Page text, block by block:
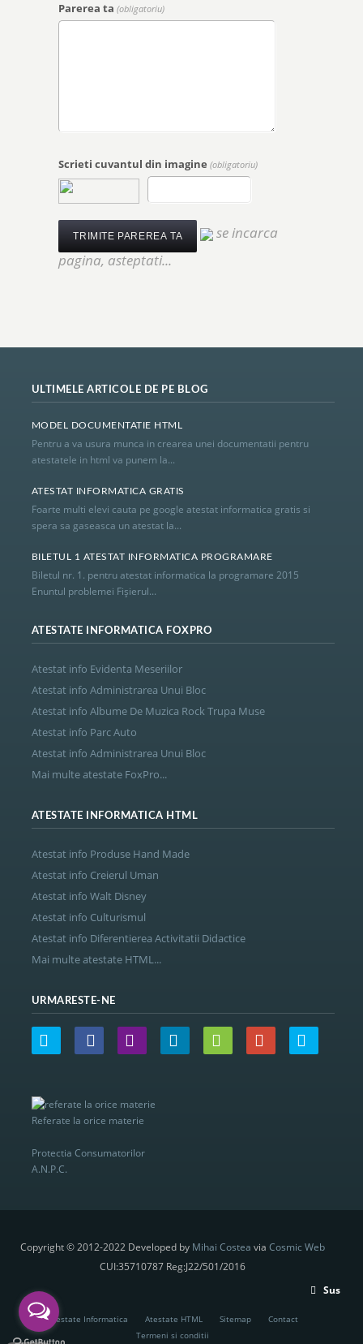
Parerea ta(obligatoriu)
Scrieti cuvantul din imagine(obligatoriu)
se incarca
pagina, asteptati...
ULTIMELE ARTICOLE DE PE BLOG
MODEL DOCUMENTATIE HTML
Pentru a va usura munca in crearea unei documentatii pentru
atestatele in html va punem la...
ATESTAT INFORMATICA GRATIS
Foarte multi elevi cauta pe google atestat informatica gratis si
spera sa gaseasca un atestat la...
BILETUL 1 ATESTAT INFORMATICA PROGRAMARE
Biletul nr. 1. pentru atestat informatica la programare 2015
Enuntul problemei Fişierul...
ATESTATE INFORMATICA FOXPRO
Atestat info Evidenta Meseriilor
Atestat info Administrarea Unui Bloc
Atestat info Albume De Muzica Rock Trupa Muse
Atestat info Parc Auto
Atestat info Administrarea Unui Bloc
Mai multe atestate FoxPro...
ATESTATE INFORMATICA HTML
Atestat info Produse Hand Made
Atestat info Creierul Uman
Atestat info Walt Disney
Atestat info Culturismul
Atestat info Diferentierea Activitatii Didactice
Mai multe atestate HTML...
URMARESTE-NE
Referate la orice materie
Protectia Consumatorilor
A.N.P.C.
Copyright © 2012-2022 Developed by Mihai Costea viaCosmic Web
CUI:35710787 Reg:J22/501/2016
Sus
Atestate Informatica Atestate HTML Sitemap
Contact
Termeni si conditii